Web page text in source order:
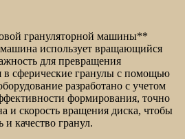
грануляторной машины**
машина использует вращающийся
для превращения
в сферические гранулы с помощью
разработано с учетом
формирования, точно
и скорость вращения диска, чтобы
и качество гранул.